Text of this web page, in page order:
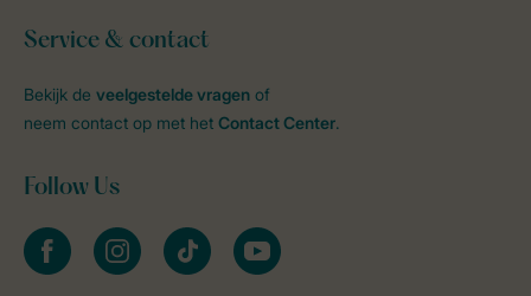
Service & contact
Bekijk de veelgestelde vragen of
neem contact op met het Contact Center.
Follow Us
facebookinstagramtiktok youtube